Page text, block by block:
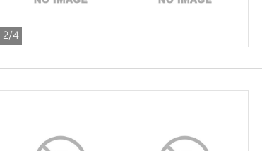
2/4